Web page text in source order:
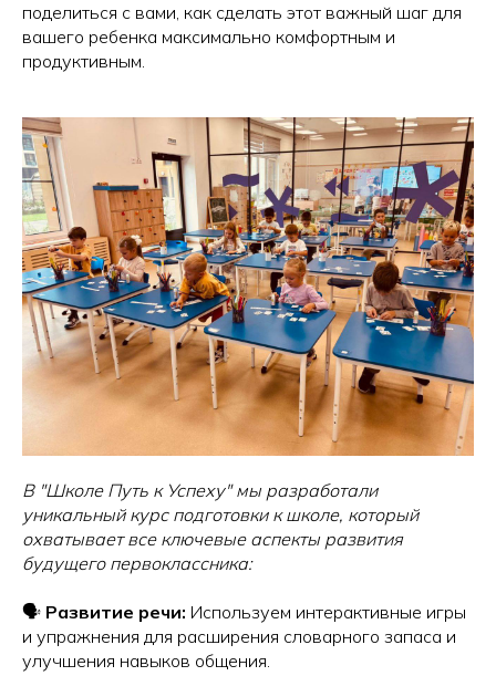
поделиться с вами, как сделать этот важный шаг для
вашего ребенка максимально комфортным и
продуктивным.
В "Школе Путь к Успеху" мы разработали
уникальный курс подготовки к школе, который
охватывает все ключевые аспекты развития
будущего первоклассника:
🗣️ Развитие речи: Используем интерактивные игры
и упражнения для расширения словарного запаса и
улучшения навыков общения.